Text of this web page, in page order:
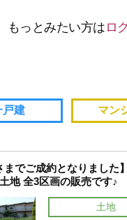
もっとみたい方は ロ
戸建 マン
までご成約となりました
地 全3区画の販売です♪
土地